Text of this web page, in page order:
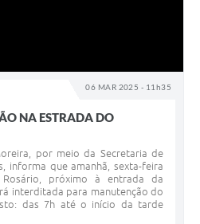
06 MAR 2025 - 11h35
NA ESTRADA DO
por meio da Secretaria de
informa que amanhã, sexta-feira
próximo à entrada da
interditada para manutenção do
das 7h até o início da tarde